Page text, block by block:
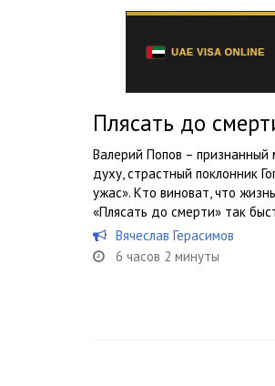
Плясать до
Валерий Попов – признанный
духу, страстный поклонник
ужас». Кто виноват, что
«Плясать до смерти» так
Вячеслав Герасимов
6 часов 2 минуты